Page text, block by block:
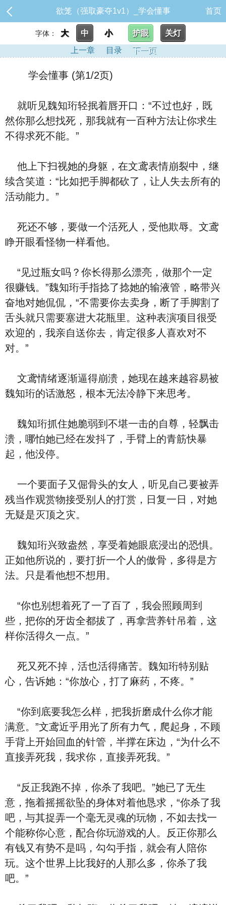
欲笼（强取豪夺1v1）_学会懂事 首页
字体： 大 中 小 护眼
关灯
上一章
目录 下一页
学会懂事 (第1/2页)
就听见魏知珩轻抿着唇开口：“不过也好，既
然你那么想找死，那我就有一百种方法让你求生
不得求死不能。”
他上下扫视她的身躯，在文鸢表情崩裂中，继
续含笑道：“比如把手脚都砍了，让人失去所有的
活动能力。”
死还不够，要做一个活死人，受他欺辱。文鸢
睁开眼看怪物一样看他。
“见过瓶女吗？你长得那么漂亮，做那个一定
很赚钱。”魏知珩手指捻了捻她的输液管，略带兴
奋地对她侃侃，“不需要你去卖身，断了手脚割了
舌头就只需要塞进大花瓶里。这种表演项目很受
欢迎的，我亲自送你去，肯定很多人喜欢对不
对。”
文鸢情绪逐渐逼得崩溃，她现在越来越容易被
魏知珩的话激怒，根本无法冷静下来思考。
魏知珩抓住她脆弱到不堪一击的自尊，轻飘击
溃，哪怕她已经在发抖了，手臂上的青筋快暴
起，他没停。
一个要面子又倔骨头的女人，听见自己要被弄
残当作观赏物接受别人的打赏，日复一日，对她
无疑是灭顶之灾。
魏知珩兴致盎然，享受着她眼底浸出的恐惧。
正如他所说的，要打折一个人的傲骨，多得是方
法。只是看他想不想用。
“你也别想着死了一了百了，我会照顾周到
些，把你的牙齿全都拔了，再拿营养针吊着，这
样你活得久一点。”
死又死不掉，活也活得痛苦。魏知珩特别贴
心，告诉她：“你放心，打了麻药，不疼。”
“你到底要我怎么样，把我折磨成什么你才能
满意。”文鸢近乎用光了所有力气，爬起身，不顾
手背上开始回血的针管，半撑在床边，“为什么不
直接弄死我，我求你，直接弄死我。”
“反正我跑不掉，你杀了我吧。”她已了无生
意，拖着摇摇欲坠的身体对着他恳求，“你杀了我
吧，与其捉弄一个毫无灵魂的玩物，不如去找一
个能称你心意，配合你玩游戏的人。反正你那么
有钱又有势不是吗，勾勾手指，就会有人陪你
玩。这个世界上比我好的人那么多，你杀了我
吧。”